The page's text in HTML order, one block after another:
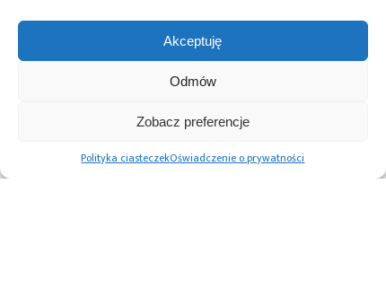
Akceptuję
Odmów
Zobacz preferencje
Polityka ciasteczekOświadczenie o prywatności
Global Electronics
elektronicznych
Microchip i Micron
prezentują
pamięci masowej
PCIe® Gen 6 dla AI
oraz centrów
danych
Farnell podejmuje
Edge AI